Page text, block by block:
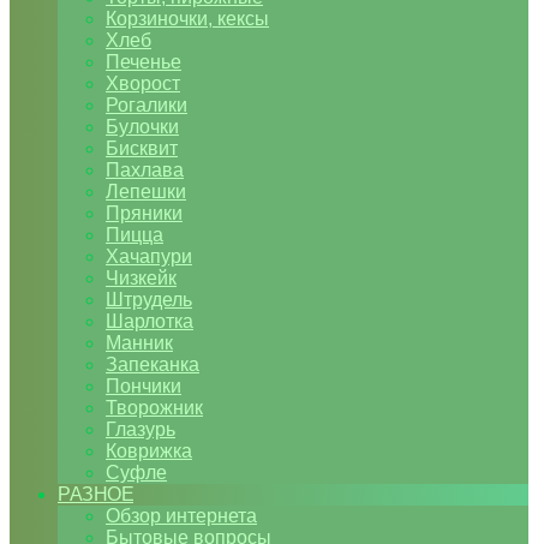
Корзиночки, кексы
Хлеб
Печенье
Хворост
Рогалики
Булочки
Бисквит
Пахлава
Лепешки
Пряники
Пицца
Хачапури
Чизкейк
Штрудель
Шарлотка
Манник
Запеканка
Пончики
Творожник
Глазурь
Коврижка
Суфле
РАЗНОЕ
Обзор интернета
Бытовые вопросы